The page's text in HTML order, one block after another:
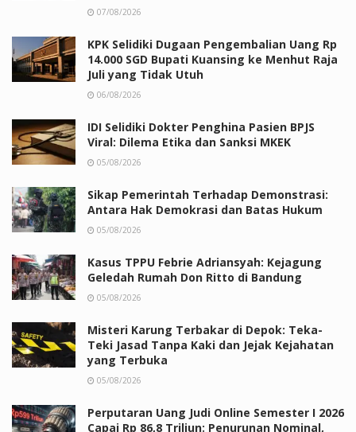
07/08/2026
KPK Selidiki Dugaan Pengembalian Uang Rp
14.000 SGD Bupati Kuansing ke Menhut Raja
Juli yang Tidak Utuh
06/08/2026
IDI Selidiki Dokter Penghina Pasien BPJS
Viral: Dilema Etika dan Sanksi MKEK
05/08/2026
Sikap Pemerintah Terhadap Demonstrasi:
Antara Hak Demokrasi dan Batas Hukum
05/08/2026
Kasus TPPU Febrie Adriansyah: Kejagung
Geledah Rumah Don Ritto di Bandung
05/08/2026
Misteri Karung Terbakar di Depok: Teka-
Teki Jasad Tanpa Kaki dan Jejak Kejahatan
yang Terbuka
05/08/2026
Perputaran Uang Judi Online Semester I 2026
Capai Rp 86,8 Triliun: Penurunan Nominal,